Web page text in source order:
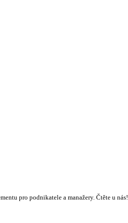
pro podnikatele a manažery. Čtěte u nás!